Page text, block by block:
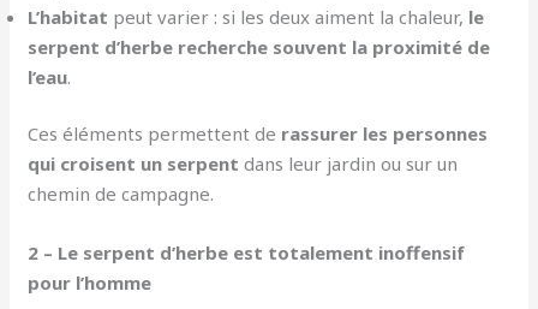
L’habitat peut varier : si les deux aiment la chaleur, le
serpent d’herbe recherche souvent la proximité de
l’eau.
Ces éléments permettent de rassurer les personnes
qui croisent un serpent dans leur jardin ou sur un
chemin de campagne.
2 – Le serpent d’herbe est totalement inoffensif
pour l’homme